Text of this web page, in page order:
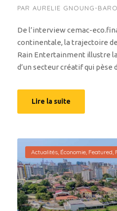
PAR AURELIE GNOUNG-
De l’interview cemac-
continentale, la trajectoire
Rain Entertainment illustre
d’un secteur créatif qui pèse
Lire la suite
Actualités, Économie, Featured,